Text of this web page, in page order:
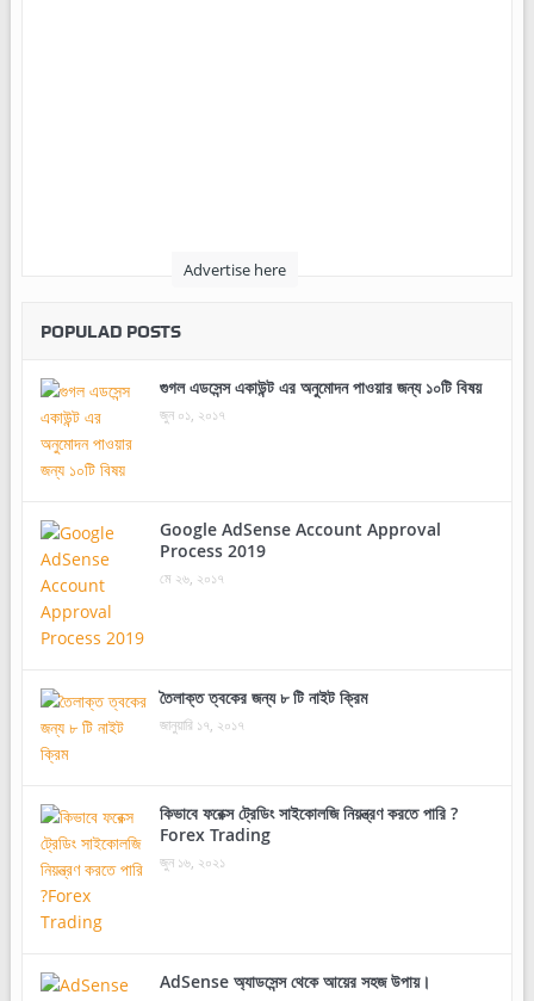
Advertise here
POPULAD POSTS
গুগল এডসেন্স একাউন্ট এর অনুমোদন পাওয়ার জন্য ১০টি বিষয়
জুন ০১, ২০১৭
Google AdSense Account Approval
Process 2019
মে ২৬, ২০১৭
তৈলাক্ত ত্বকের জন্য ৮ টি নাইট ক্রিম
জানুয়ারি ১৭, ২০১৭
কিভাবে ফরেক্স ট্রেডিং সাইকোলজি নিয়ন্ত্রণ করতে পারি ?
Forex Trading
জুন ১৬, ২০২১
AdSense অ্যাডসেন্স থেকে আয়ের সহজ উপায়।